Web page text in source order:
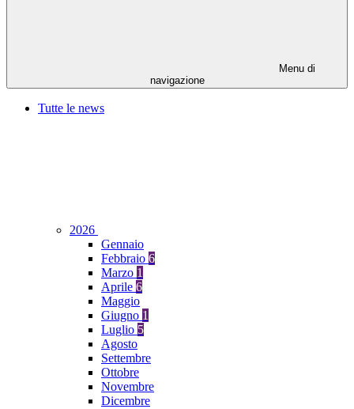
Menu di
navigazione
Tutte le news
2026
Gennaio
Febbraio 6
Marzo 1
Aprile 6
Maggio
Giugno 1
Luglio 5
Agosto
Settembre
Ottobre
Novembre
Dicembre